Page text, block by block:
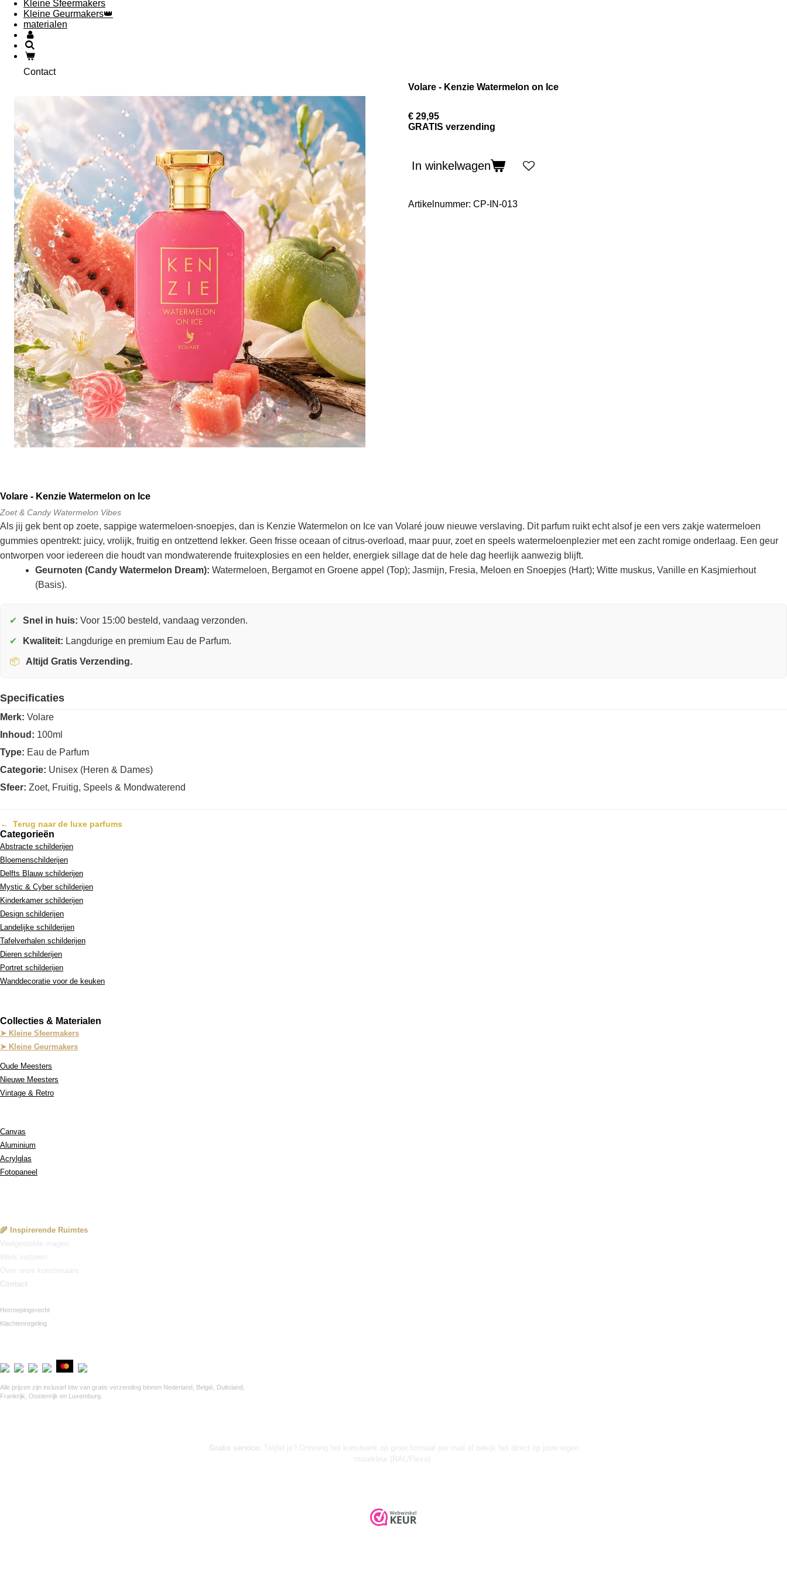
Kleine Sfeermakers
Kleine Geurmakers👑
materialen
Contact
Volare - Kenzie Watermelon on Ice
€ 29,95
GRATIS verzending
In winkelwagen
Artikelnummer: CP-IN-013
Volare - Kenzie Watermelon on Ice
Zoet & Candy Watermelon Vibes
Als jij gek bent op zoete, sappige watermeloen-snoepjes, dan is Kenzie Watermelon on Ice van Volaré jouw nieuwe verslaving. Dit parfum ruikt echt alsof je een vers zakje watermeloen
gummies opentrekt: juicy, vrolijk, fruitig en ontzettend lekker. Geen frisse oceaan of citrus-overload, maar puur, zoet en speels watermeloenplezier met een zacht romige onderlaag. Een geur
ontworpen voor iedereen die houdt van mondwaterende fruitexplosies en een helder, energiek sillage dat de hele dag heerlijk aanwezig blijft.
Geurnoten (Candy Watermelon Dream): Watermeloen, Bergamot en Groene appel (Top); Jasmijn, Fresia, Meloen en Snoepjes (Hart); Witte muskus, Vanille en Kasjmierhout
(Basis).
✔ Snel in huis: Voor 15:00 besteld, vandaag verzonden.
✔ Kwaliteit: Langdurige en premium Eau de Parfum.
📦 Altijd Gratis Verzending.
Specificaties
Merk: Volare
Inhoud: 100ml
Type: Eau de Parfum
Categorie: Unisex (Heren & Dames)
Sfeer: Zoet, Fruitig, Speels & Mondwaterend
← Terug naar de luxe parfums
Categorieën
Abstracte schilderijen
Bloemenschilderijen
Delfts Blauw schilderijen
Mystic & Cyber schilderijen
Kinderkamer schilderijen
Design schilderijen
Landelijke schilderijen
Tafelverhalen schilderijen
Dieren schilderijen
Portret schilderijen
Wanddecoratie voor de keuken
Collecties & Materialen
➤ Kleine Sfeermakers
➤ Kleine Geurmakers
Oude Meesters
Nieuwe Meesters
Vintage & Retro
Canvas
Aluminium
Acrylglas
Fotopaneel
🌾 Inspirerende Ruimtes
Veelgestelde vragen
Werk insturen
Over onze kunstenaars
Contact
Herroepingsrecht
Klachtenregeling
Alle prijzen zijn inclusief btw van gratis verzending binnen Nederland, België, Duitsland,
Frankrijk, Oostenrijk en Luxemburg.
Gratis service: Twijfel je? Ontvang het kunstwerk op groot formaat per mail of bekijk het direct op jouw eigen
muurkleur (RAL/Flexa).